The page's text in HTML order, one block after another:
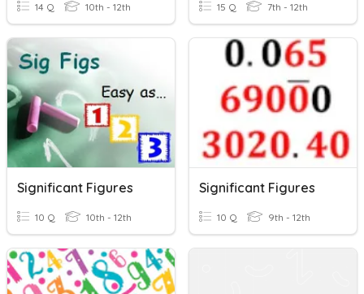
14 Q 10th - 12th 15 Q 7th - 12th
Significant Figures
10 Q 10th - 12th
Significant Figures
10 Q 9th - 12th